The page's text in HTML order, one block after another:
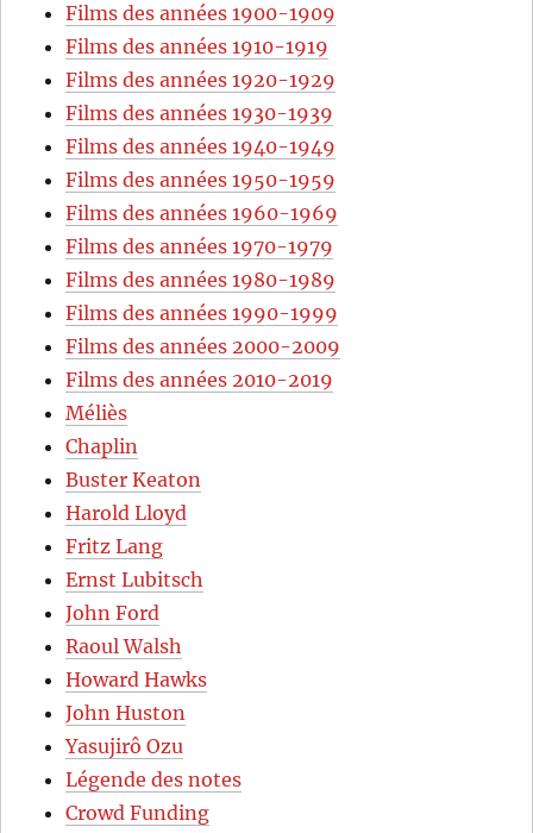
Films des années 1900-1909
Films des années 1910-1919
Films des années 1920-1929
Films des années 1930-1939
Films des années 1940-1949
Films des années 1950-1959
Films des années 1960-1969
Films des années 1970-1979
Films des années 1980-1989
Films des années 1990-1999
Films des années 2000-2009
Films des années 2010-2019
Méliès
Chaplin
Buster Keaton
Harold Lloyd
Fritz Lang
Ernst Lubitsch
John Ford
Raoul Walsh
Howard Hawks
John Huston
Yasujirô Ozu
Légende des notes
Crowd Funding